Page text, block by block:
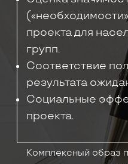
проекта для
групп.
Соответствие
результата
Социальные
проекта.
Комплексный образ